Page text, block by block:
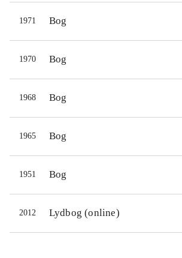
1971 Bog
1970 Bog
1968 Bog
1965 Bog
1951 Bog
2012 Lydbog (online)